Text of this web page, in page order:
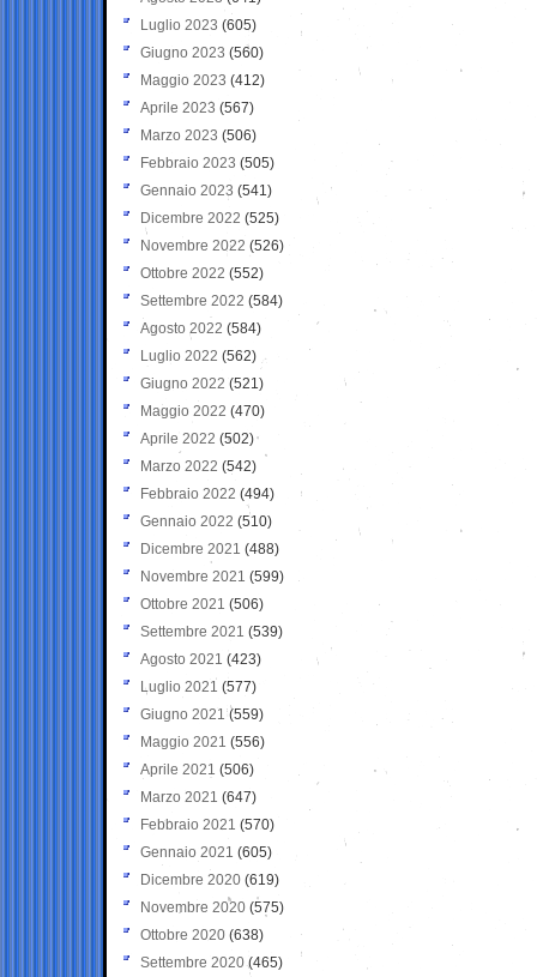
Luglio 2023 (605)
Giugno 2023 (560)
Maggio 2023 (412)
Aprile 2023 (567)
Marzo 2023 (506)
Febbraio 2023 (505)
Gennaio 2023 (541)
Dicembre 2022 (525)
Novembre 2022 (526)
Ottobre 2022 (552)
Settembre 2022 (584)
Agosto 2022 (584)
Luglio 2022 (562)
Giugno 2022 (521)
Maggio 2022 (470)
Aprile 2022 (502)
Marzo 2022 (542)
Febbraio 2022 (494)
Gennaio 2022 (510)
Dicembre 2021 (488)
Novembre 2021 (599)
Ottobre 2021 (506)
Settembre 2021 (539)
Agosto 2021 (423)
Luglio 2021 (577)
Giugno 2021(559)
Maggio 2021 (556)
Aprile 2021 (506)
Marzo 2021 (647)
Febbraio 2021 (570)
Gennaio 2021 (605)
Dicembre 2020 (619)
Novembre 2020 (575)
Ottobre 2020 (638)
Settembre 2020(465)